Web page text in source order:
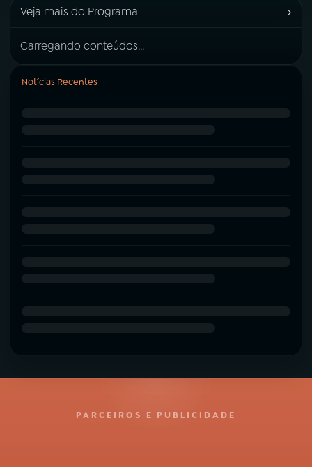
Veja mais do Programa ›
Carregando conteúdos...
Notícias Recentes
PARCEIROS E PUBLICIDADE